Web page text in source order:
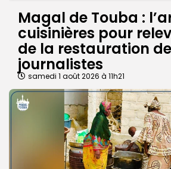
Magal de Touba :
cuisinières pour
de la restauration
journalistes
samedi 1 août 2026 à 11h21